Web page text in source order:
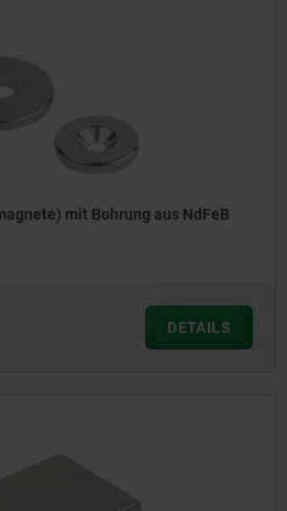
mit Bohrung aus NdFeB
DETAILS